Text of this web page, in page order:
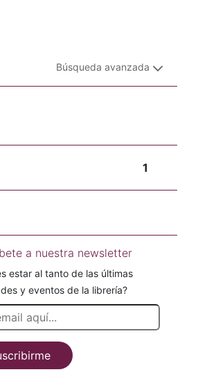
Búsqueda avanzada
1
a nuestra newsletter
estar al tanto de las últimas
y eventos de la librería?